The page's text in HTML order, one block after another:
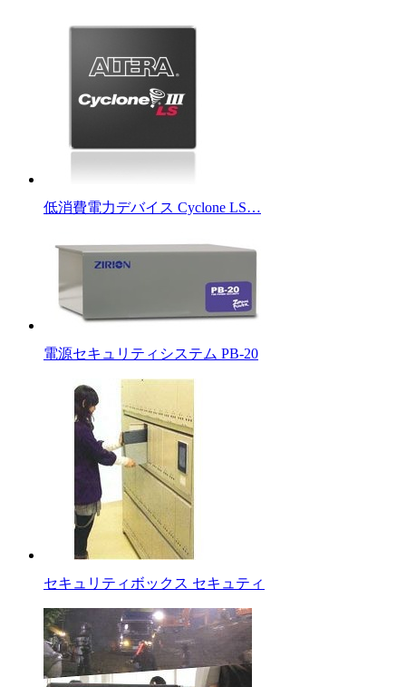
低消費電力デバイス Cyclone LS…
電源セキュリティシステム PB-20
セキュリティボックス セキュティ